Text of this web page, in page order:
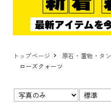
トップページ 原石・置物・タ
ローズクォーツ